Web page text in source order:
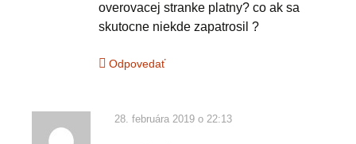
overovacej stranke platny? co ak sa
skutocne niekde zapatrosil ?
Odpovedať
28. februára 2019 o 22:13